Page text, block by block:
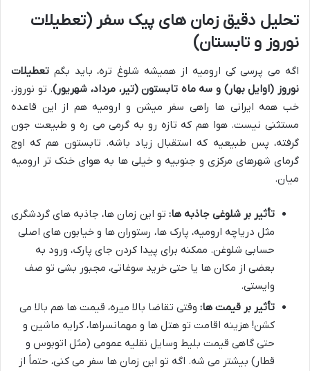
تحلیل دقیق زمان های پیک سفر (تعطیلات
نوروز و تابستان)
اگه می پرسی کی ارومیه از همیشه شلوغ تره، باید بگم تعطیلات
نوروز (اوایل بهار) و سه ماه تابستون (تیر، مرداد، شهریور). تو نوروز،
خب همه ایرانی ها راهی سفر میشن و ارومیه هم از این قاعده
مستثنی نیست. هوا هم که تازه رو به گرمی می ره و طبیعت جون
گرفته، پس طبیعیه که استقبال زیاد باشه. تابستون هم که اوج
گرمای شهرهای مرکزی و جنوبیه و خیلی ها به هوای خنک تر ارومیه
میان.
تأثیر بر شلوغی جاذبه ها: تو این زمان ها، جاذبه های گردشگری
مثل دریاچه ارومیه، پارک ها، رستوران ها و خیابون های اصلی
حسابی شلوغن. ممکنه برای پیدا کردن جای پارک، ورود به
بعضی از مکان ها یا حتی خرید سوغاتی، مجبور بشی تو صف
وایستی.
تأثیر بر قیمت ها: وقتی تقاضا بالا میره، قیمت ها هم بالا می
کشن! هزینه اقامت تو هتل ها و مهمانسراها، کرایه ماشین و
حتی گاهی قیمت بلیط وسایل نقلیه عمومی (مثل اتوبوس و
قطار) بیشتر می شه. اگه تو این زمان ها سفر می کنی، حتماً از